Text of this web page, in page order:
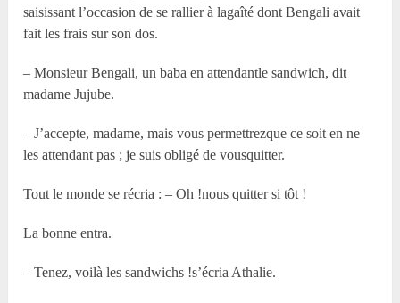
saisissant l’occasion de se rallier à lagaîté dont Bengali avait
fait les frais sur son dos.
– Monsieur Bengali, un baba en attendantle sandwich, dit
madame Jujube.
– J’accepte, madame, mais vous permettrezque ce soit en ne
les attendant pas ; je suis obligé de vousquitter.
Tout le monde se récria : – Oh !nous quitter si tôt !
La bonne entra.
– Tenez, voilà les sandwichs !s’écria Athalie.